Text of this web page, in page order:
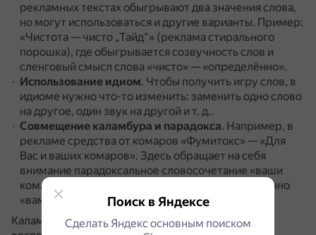
рекламных текстах обыгрывают два значения слова,
но могут использоваться и другие варианты. Пример:
«Чистота — чисто „Тайд“» (реклама стирального
порошка), где обыгрывается созвучность слов и
сленговый смысл слова «чисто» — «определённо».
Использование идиом. Чтобы получить игру слов, в
идиоме нужно что-то изменить: заменить одно слово
на другое, один звук на другой и т. д..
Совмещение каламбура и парадокса. Например, в
рекламе средства от комаров «Фумитокс» — «Для
Вас и ваших комаров». Здесь обращает на себя
внимание парадоксальное словосочетание «ваши
комары», то есть комары, которые мешают именно
«вам».
Каламбур способен нейтрализовать негативное
Поиск в Яндексе
Сделать Яндекс основным поиском